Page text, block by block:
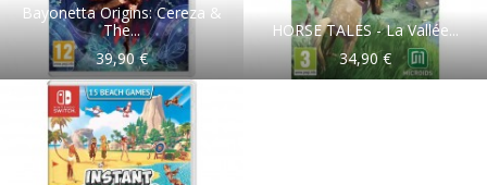
Bayonetta Origins: Cereza &
The...
39,90 €
HORSE TALES - La Vallée...
34,90 €